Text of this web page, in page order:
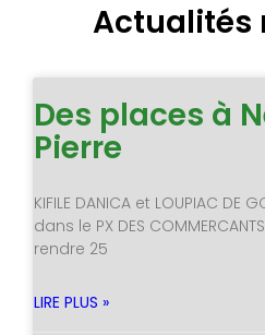
Actualités
Des places à
Pierre
KIFILE DANICA et LOUPIAC DE
dans le PX DES
rendre 25
LIRE PLUS »